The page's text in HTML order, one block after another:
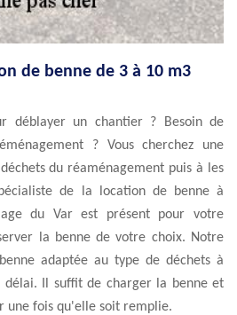
de benne de 3 à 10 m3
déblayer un chantier ? Besoin de
? Vous cherchez une
du réaménagement puis à les
de la location de benne à
du Var est présent pour votre
la benne de votre choix. Notre
adaptée au type de déchets à
délai. Il suffit de charger la benne et
une fois qu'elle soit remplie.